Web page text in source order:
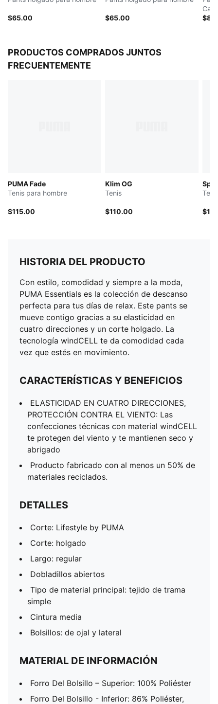
$65.00 $65.00
PRODUCTOS COMPRADOS JUNTOS
FRECUENTEMENTE
PUMA Fade
Tenis para hombre
$115.00
Klim OG
Tenis
$110.00
HISTORIA DEL PRODUCTO
Con estilo, comodidad y siempre a la moda,
PUMA Essentials es la colección de descanso
perfecta para tus días de relax. Este pants se
mueve contigo gracias a su elasticidad en
cuatro direcciones y un corte holgado. La
tecnología windCELL te da comodidad cada
vez que estés en movimiento.
CARACTERÍSTICAS Y BENEFICIOS
ELASTICIDAD EN CUATRO DIRECCIONES,
PROTECCIÓN CONTRA EL VIENTO: Las
confecciones técnicas con material windCELL
te protegen del viento y te mantienen seco y
abrigado
Producto fabricado con al menos un 50% de
materiales reciclados.
DETALLES
Corte: Lifestyle by PUMA
Corte: holgado
Largo: regular
Dobladillos abiertos
Tipo de material principal: tejido de trama
simple
Cintura media
Bolsillos: de ojal y lateral
MATERIAL DE INFORMACIÓN
Forro Del Bolsillo – Superior: 100% Poliéster
Forro Del Bolsillo - Inferior: 86% Poliéster,